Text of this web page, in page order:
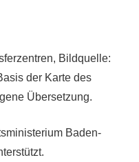
Bildquelle:
der Karte des
Übersetzung.
Baden-